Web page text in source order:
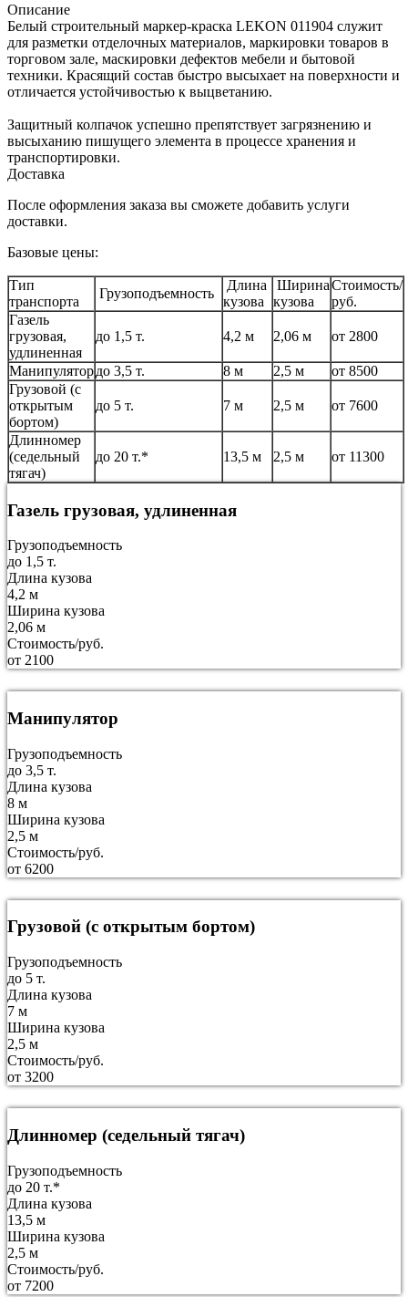
Описание
Белый строительный маркер-краска LEKON 011904 служит
для разметки отделочных материалов, маркировки товаров в
торговом зале, маскировки дефектов мебели и бытовой
техники. Красящий состав быстро высыхает на поверхности и
отличается устойчивостью к выцветанию.
Защитный колпачок успешно препятствует загрязнению и
высыханию пишущего элемента в процессе хранения и
транспортировки.
Доставка
После оформления заказа вы сможете добавить услуги
доставки.
Базовые цены:
Тип
транспорта
Грузоподъемность
Длина
кузова
Ширина
кузова
Стоимость/
руб.
Газель
грузовая,
удлиненная
до 1,5 т. 4,2 м 2,06 м от 2800
Манипулятордо 3,5 т. 8 м 2,5 м
от 8500
Грузовой (с
открытым
бортом)
до 5 т. 7 м 2,5 м от 7600
Длинномер
(седельный
тягач)
до 20 т.* 13,5 м 2,5 м от 11300
Газель грузовая, удлиненная
Грузоподъемность
до 1,5 т.
Длина кузова
4,2 м
Ширина кузова
2,06 м
Стоимость/руб.
от 2100
Манипулятор
Грузоподъемность
до 3,5 т.
Длина кузова
8 м
Ширина кузова
2,5 м
Стоимость/руб.
от 6200
Грузовой (с открытым бортом)
Грузоподъемность
до 5 т.
Длина кузова
7 м
Ширина кузова
2,5 м
Стоимость/руб.
от 3200
Длинномер (седельный тягач)
Грузоподъемность
до 20 т.*
Длина кузова
13,5 м
Ширина кузова
2,5 м
Стоимость/руб.
от 7200